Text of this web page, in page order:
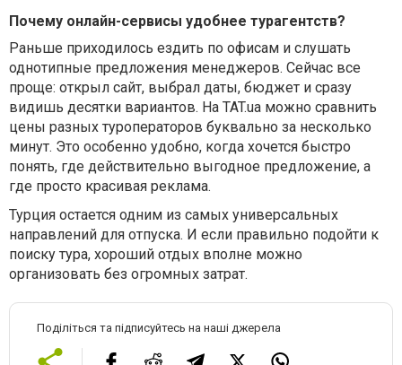
Почему онлайн-сервисы удобнее турагентств?
Раньше приходилось ездить по офисам и слушать
однотипные предложения менеджеров. Сейчас все
проще: открыл сайт, выбрал даты, бюджет и сразу
видишь десятки вариантов. На TAT.ua можно сравнить
цены разных туроператоров буквально за несколько
минут. Это особенно удобно, когда хочется быстро
понять, где действительно выгодное предложение, а
где просто красивая реклама.
Турция остается одним из самых универсальных
направлений для отпуска. И если правильно подойти к
поиску тура, хороший отдых вполне можно
организовать без огромных затрат.
Поділіться та підписуйтесь на наші джерела